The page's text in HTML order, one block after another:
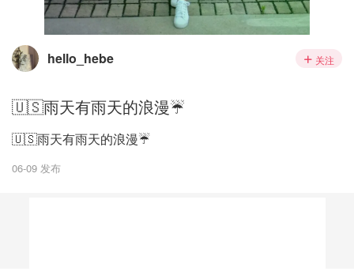
hello_hebe 关注
🇺🇸雨天有雨天的浪漫☔️
🇺🇸雨天有雨天的浪漫☔️
06-09 发布